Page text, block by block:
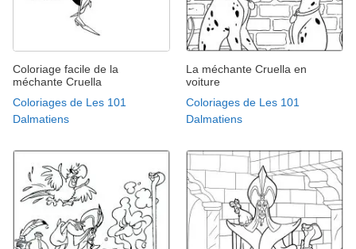
Coloriage facile de la
méchante Cruella
Coloriages de Les 101
Dalmatiens
La méchante Cruella en
voiture
Coloriages de Les 101
Dalmatiens